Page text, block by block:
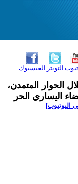
الفيسبوك التويتر
الحوار المتمدن،
اليساري الحر
اليوتيوب]